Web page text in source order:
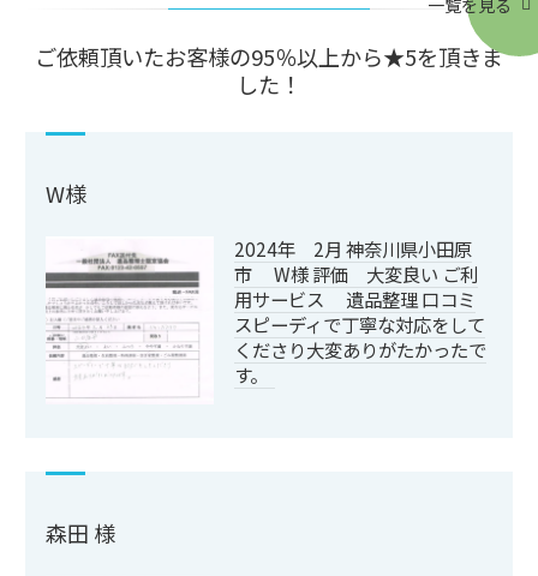
ご依頼頂いたお客様の95％以上から★5を頂きま
した！
W様
2024年 2月 神奈川県小田原
市 W様 評価 大変良い ご利
用サービス 遺品整理 口コミ
スピーディで丁寧な対応をして
くださり大変ありがたかったで
す。
森田 様